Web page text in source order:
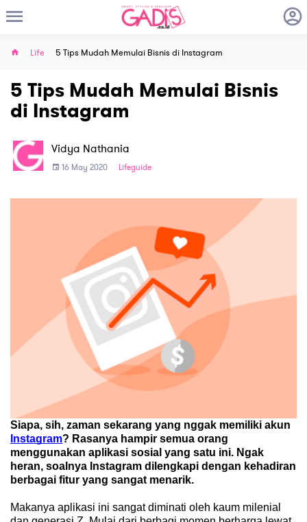
Life 5 Tips Mudah Memulai Bisnis di Instagram
5 Tips Mudah Memulai Bisnis
di Instagram
Vidya Nathania
16 May 2020 Lifeguide
Instagram? Rasanya hampir semua orang
menggunakan aplikasi sosial yang satu ini. Ngak
heran, soalnya Instagram dilengkapi dengan kehadiran
berbagai fitur yang sangat menarik.
Makanya aplikasi ini sangat diminati oleh kaum milenial